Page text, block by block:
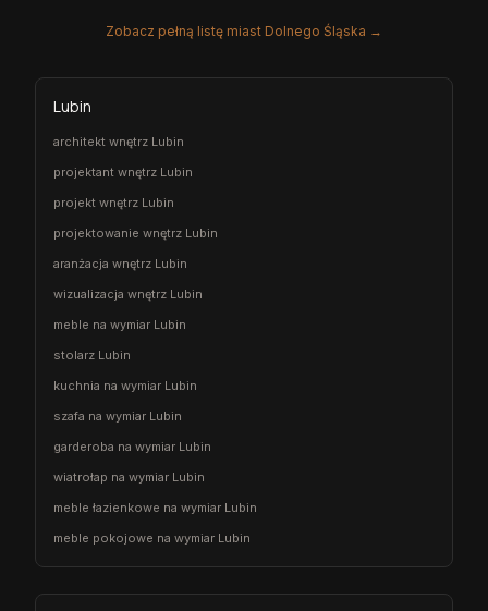
Zobacz pełną listę miast Dolnego Śląska →
Lubin
architekt wnętrz Lubin
projektant wnętrz Lubin
projekt wnętrz Lubin
projektowanie wnętrz Lubin
aranżacja wnętrz Lubin
wizualizacja wnętrz Lubin
meble na wymiar Lubin
stolarz Lubin
kuchnia na wymiar Lubin
szafa na wymiar Lubin
garderoba na wymiar Lubin
wiatrołap na wymiar Lubin
meble łazienkowe na wymiar Lubin
meble pokojowe na wymiar Lubin